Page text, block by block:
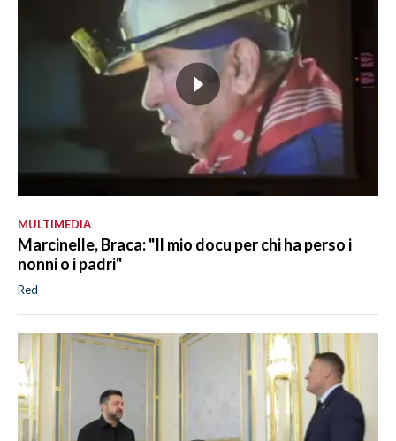
MULTIMEDIA
Marcinelle, Braca: "Il mio docu per chi ha perso i
nonni o i padri"
Red